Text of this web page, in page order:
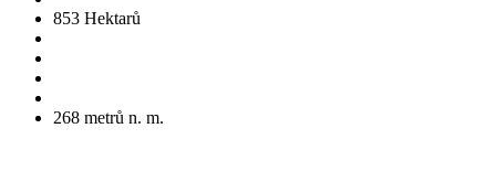
853 Hektarů
268 metrů n. m.